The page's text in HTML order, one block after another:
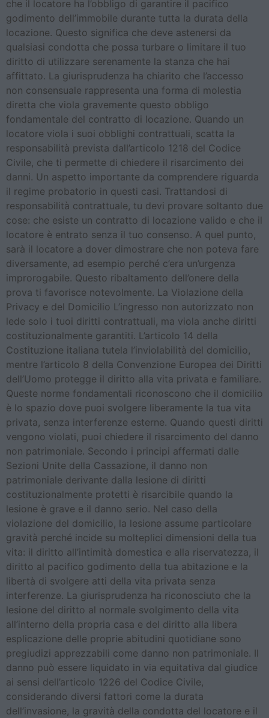
che il locatore ha l’obbligo di garantire il pacifico
godimento dell’immobile durante tutta la durata della
locazione. Questo significa che deve astenersi da
qualsiasi condotta che possa turbare o limitare il tuo
diritto di utilizzare serenamente la stanza che hai
affittato. La giurisprudenza ha chiarito che l’accesso
non consensuale rappresenta una forma di molestia
diretta che viola gravemente questo obbligo
fondamentale del contratto di locazione. Quando un
locatore viola i suoi obblighi contrattuali, scatta la
responsabilità prevista dall’articolo 1218 del Codice
Civile, che ti permette di chiedere il risarcimento dei
danni. Un aspetto importante da comprendere riguarda
il regime probatorio in questi casi. Trattandosi di
responsabilità contrattuale, tu devi provare soltanto due
cose: che esiste un contratto di locazione valido e che il
locatore è entrato senza il tuo consenso. A quel punto,
sarà il locatore a dover dimostrare che non poteva fare
diversamente, ad esempio perché c’era un’urgenza
improrogabile. Questo ribaltamento dell’onere della
prova ti favorisce notevolmente. La Violazione della
Privacy e del Domicilio L’ingresso non autorizzato non
lede solo i tuoi diritti contrattuali, ma viola anche diritti
costituzionalmente garantiti. L’articolo 14 della
Costituzione italiana tutela l’inviolabilità del domicilio,
mentre l’articolo 8 della Convenzione Europea dei Diritti
dell’Uomo protegge il diritto alla vita privata e familiare.
Queste norme fondamentali riconoscono che il domicilio
è lo spazio dove puoi svolgere liberamente la tua vita
privata, senza interferenze esterne. Quando questi diritti
vengono violati, puoi chiedere il risarcimento del danno
non patrimoniale. Secondo i principi affermati dalle
Sezioni Unite della Cassazione, il danno non
patrimoniale derivante dalla lesione di diritti
costituzionalmente protetti è risarcibile quando la
lesione è grave e il danno serio. Nel caso della
violazione del domicilio, la lesione assume particolare
gravità perché incide su molteplici dimensioni della tua
vita: il diritto all’intimità domestica e alla riservatezza, il
diritto al pacifico godimento della tua abitazione e la
libertà di svolgere atti della vita privata senza
interferenze. La giurisprudenza ha riconosciuto che la
lesione del diritto al normale svolgimento della vita
all’interno della propria casa e del diritto alla libera
esplicazione delle proprie abitudini quotidiane sono
pregiudizi apprezzabili come danno non patrimoniale. Il
danno può essere liquidato in via equitativa dal giudice
ai sensi dell’articolo 1226 del Codice Civile,
considerando diversi fattori come la durata
dell’invasione, la gravità della condotta del locatore e il